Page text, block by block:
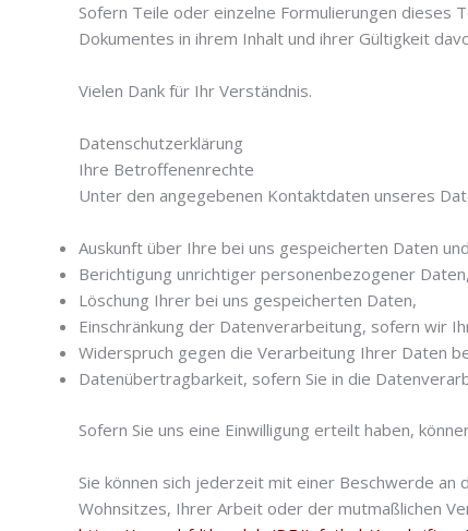
Sofern Teile oder einzelne Formulierungen dieses
Dokumentes in ihrem Inhalt und ihrer Gültigkeit
Vielen Dank für Ihr Verständnis.
Datenschutzerklärung
Ihre Betroffenenrechte
Unter den angegebenen Kontaktdaten unseres
Auskunft über Ihre bei uns gespeicherten Daten
Berichtigung unrichtiger personenbezogener Daten,
Löschung Ihrer bei uns gespeicherten Daten,
Einschränkung der Datenverarbeitung, sofern wir
Widerspruch gegen die Verarbeitung Ihrer Daten
Datenübertragbarkeit, sofern Sie in die
Sofern Sie uns eine Einwilligung erteilt haben,
Sie können sich jederzeit mit einer Beschwerde
Wohnsitzes, Ihrer Arbeit oder der mutmaßlichen